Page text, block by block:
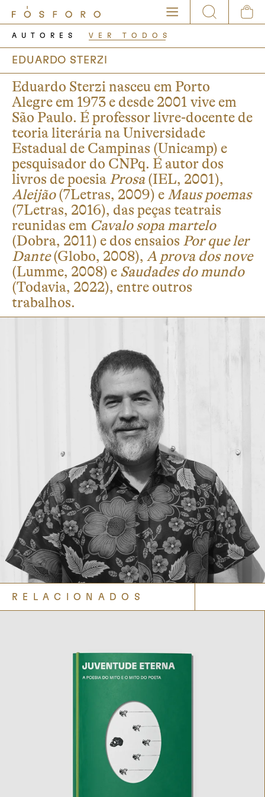
AUTORES VER TODOS
EDUARDO STERZI
Eduardo Sterzi nasceu em Porto
Alegre em 1973 e desde 2001 vive em
São Paulo. É professor livre-docente de
teoria literária na Universidade
Estadual de Campinas (Unicamp) e
pesquisador do CNPq. É autor dos
livros de poesia Prosa(IEL, 2001),
Aleijão(7Letras, 2009) e Maus poemas
(7Letras, 2016), das peças teatrais
reunidas em Cavalo sopa martelo
(Dobra, 2011) e dos ensaios Por que ler
Dante(Globo, 2008), A prova dos nove
(Lumme, 2008) e Saudades do mundo
(Todavia, 2022), entre outros
trabalhos.
RELACIONADOS